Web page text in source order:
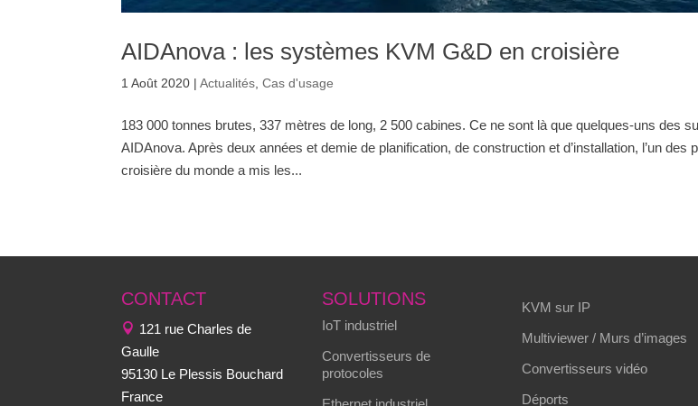
AIDAnova : les systèmes KVM G&D en croisière
1 Août 2020 |Actualités,Cas d'usage
183 000 tonnes brutes, 337 mètres de long, 2 500 cabines. Ce ne sont là que quelques-uns des
AIDAnova. Après deux années et demie de planification, de construction et d’installation, l’un des
croisière du monde a mis les...
CONTACT
121 rue Charles de
Gaulle
95130 Le Plessis Bouchard
France
SOLUTIONS
IoT industriel
Convertisseurs de
protocoles
KVM sur IP
Multiviewer / Murs d’images
Convertisseurs vidéo
Déports